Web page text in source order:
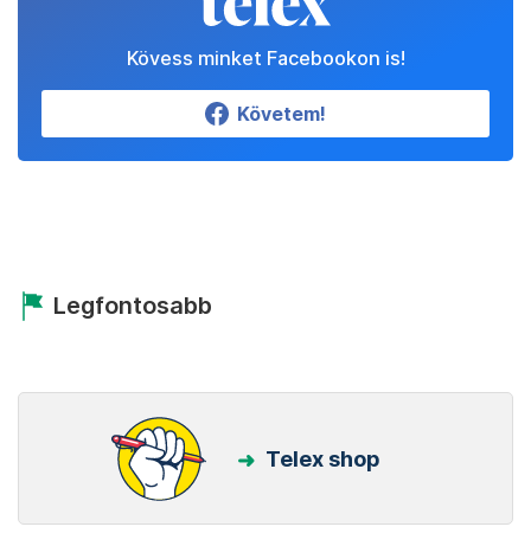
Kövess minket Facebookon is!
Követem!
Legfontosabb
Telex shop